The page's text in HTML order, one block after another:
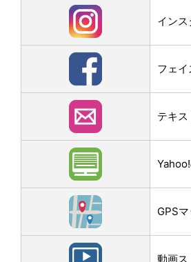
イン
フェ
テキ
GPS
動画ス